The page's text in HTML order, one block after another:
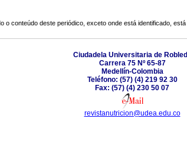
o conteúdo deste periódico, exceto onde está identificado,
Ciudadela Universitaria de
Carrera 75 Nº 65-87
Medellín-Colombia
Teléfono: (57) (4) 219 92 30
Fax: (57) (4) 230 50 07
revistanutricion@udea.edu.co